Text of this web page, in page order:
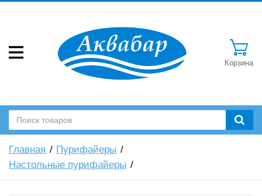
Корзина
Главная
Пурифайеры
Настольные пурифайеры